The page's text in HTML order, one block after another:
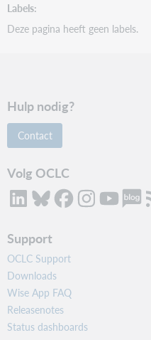
Labels
Deze pagina heeft geen labels.
Hulp nodig?
Contact
Volg OCLC
Support
OCLC Support
Downloads
Wise App FAQ
Releasenotes
Status dashboards